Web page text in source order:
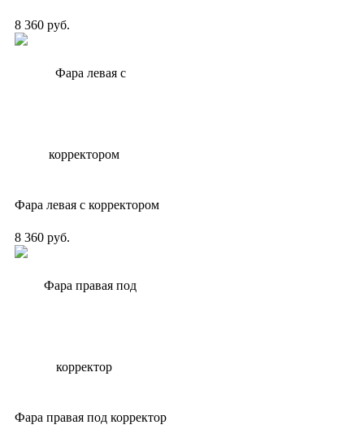
8 360 руб.
Фара левая с корректором
8 360 руб.
Фара правая под корректор